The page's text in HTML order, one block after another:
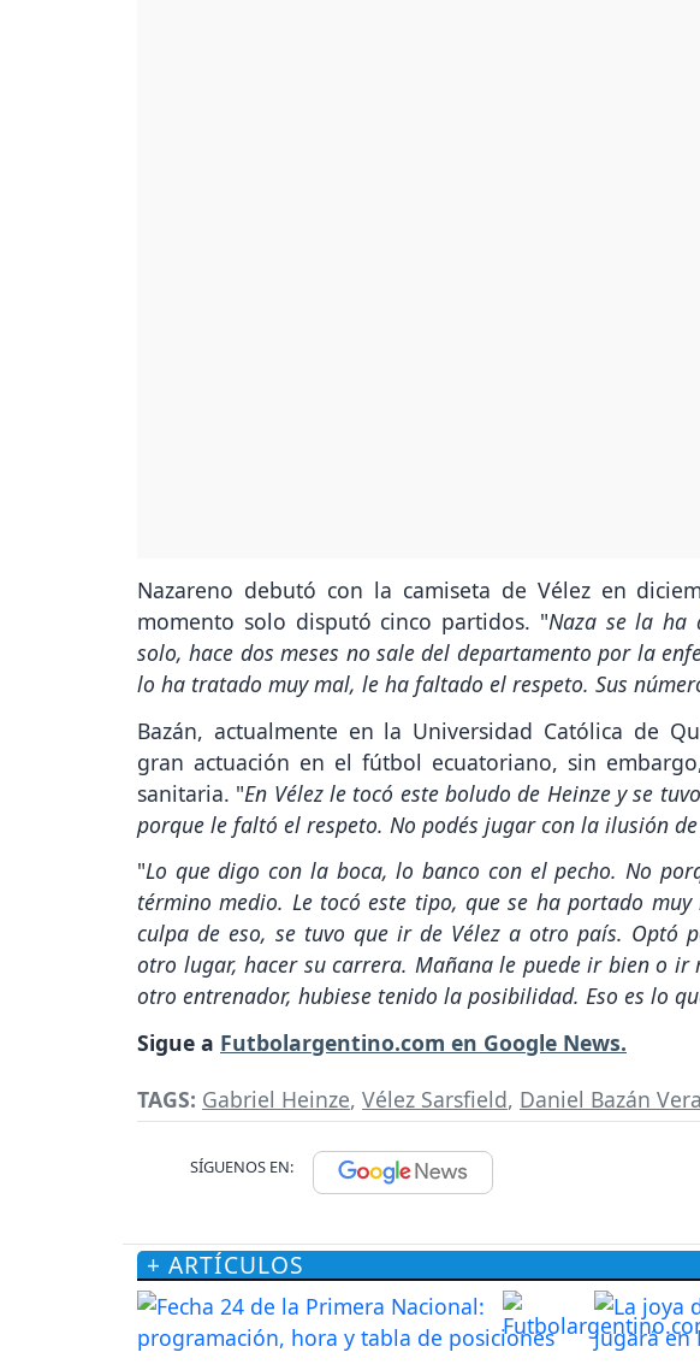
Nazareno debutó con la camiseta de Vélez en
momento solo disputó cinco partidos. "Naza se la ha
solo, hace dos meses no sale del departamento por la
lo ha tratado muy mal, le ha faltado el respeto. Sus
Bazán, actualmente en la Universidad Católica de
gran actuación en el fútbol ecuatoriano, sin
sanitaria. "En Vélez le tocó este boludo de Heinze y se
porque le faltó el respeto. No podés jugar con la ilusión
"Lo que digo con la boca, lo banco con el pecho. No
término medio. Le tocó este tipo, que se ha portado
culpa de eso, se tuvo que ir de Vélez a otro país. Optó
otro lugar, hacer su carrera. Mañana le puede ir bien o ir
otro entrenador, hubiese tenido la posibilidad. Eso es lo
Sigue a Futbolargentino.com en Google News.
TAGS: Gabriel Heinze, Vélez Sarsfield, Daniel Bazán Vera
SÍGUENOS EN:
+ ARTÍCULOS